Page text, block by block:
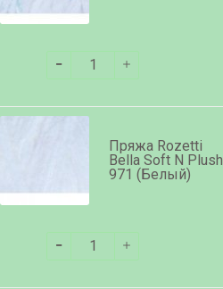
Пряжа Rozetti
Bella Soft N Plush
971 (Белый)